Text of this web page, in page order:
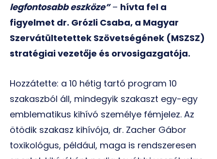
legfontosabb eszköze”– hívta fel a
figyelmet dr. Grózli Csaba, a Magyar
Szervátültetettek Szövetségének (MSZSZ)
stratégiai vezetője és orvosigazgatója.
Hozzátette: a 10 hétig tartó program 10
szakaszból áll, mindegyik szakaszt egy-egy
emblematikus kihívó személye fémjelez. Az
ötödik szakasz kihívója, dr. Zacher Gábor
toxikológus, például, maga is rendszeresen